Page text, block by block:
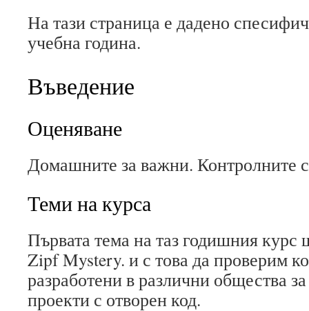
На тази страница е дадено
учебна година.
Въведение
Оценяване
Домашните за важни. Контролните
Теми на курса
Първата тема на таз годишния курс
Zipf Mystery. и с това да проверим
разработени в различни общества
проекти с отворен код.